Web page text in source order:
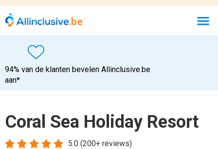
94% van de klanten bevelen Allinclusive.be
aan*
Coral Sea Holiday Resort
5.0 (200+ reviews)
    